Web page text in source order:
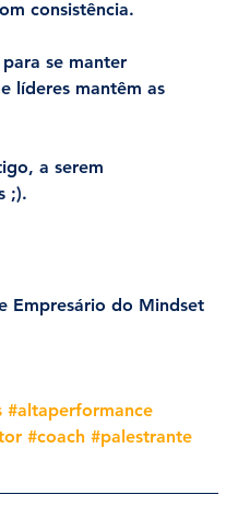
consistência.
se manter
líderes mantêm as
a serem
;).
Empresário do Mindset
#altaperformance
#coach #palestrante